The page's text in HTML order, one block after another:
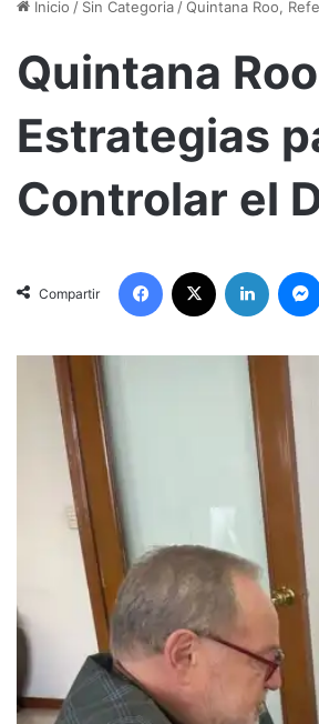
Inicio / Sin Categoria /Quintana Roo,
Quintana
Estrategias
Controlar el
Compartir
Facebook LinkedIn